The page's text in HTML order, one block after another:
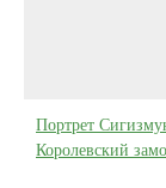
Портрет
Королевский